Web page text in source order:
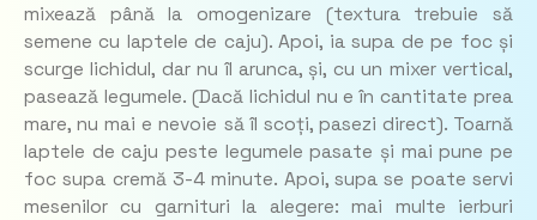
mixează până la omogenizare (textura trebuie să
semene cu laptele de caju). Apoi, ia supa de pe foc și
scurge lichidul, dar nu îl arunca, și, cu un mixer vertical,
pasează legumele. (Dacă lichidul nu e în cantitate prea
mare, nu mai e nevoie să îl scoți, pasezi direct). Toarnă
laptele de caju peste legumele pasate și mai pune pe
foc supa cremă 3-4 minute. Apoi, supa se poate servi
mesenilor cu garnituri la alegere: mai multe ierburi